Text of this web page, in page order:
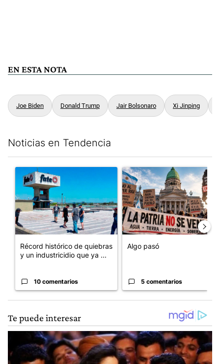
EN ESTA NOTA
Joe Biden Donald Trump Jair Bolsonaro Xi Jinping
Noticias en Tendencia
Un artículo de tendencia con el título "Récord histórico de
Récord histórico de quiebras
y un industricidio que ya ...
10 comentarios
Un artículo de tendencia con
Algo pasó
5 comentarios